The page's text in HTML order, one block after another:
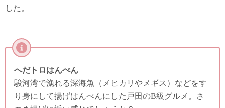
した。
へだトロはんぺん
駿河湾で漁れる深海魚（メヒカリやメギス）などをす
り身にして揚げはんぺんにした戸田のB級グルメ。さ